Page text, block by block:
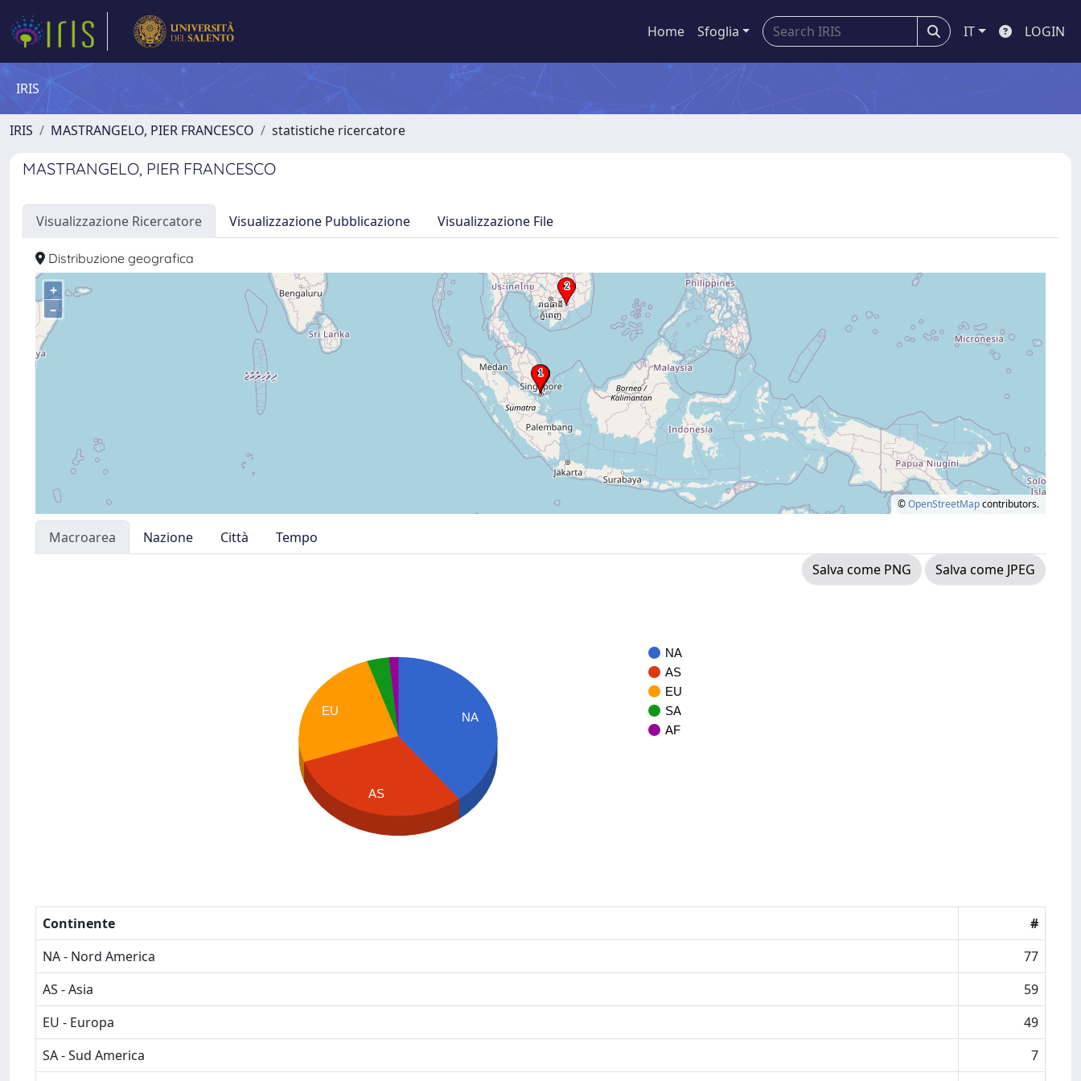
Home Sfoglia IT LOGIN
IRIS
IRIS MASTRANGELO, PIER FRANCESCO statistiche ricercatore
MASTRANGELO, PIER FRANCESCO
Visualizzazione Ricercatore Visualizzazione Pubblicazione Visualizzazione File
Distribuzione geografica
+
–
©OpenStreetMapcontributors.
Macroarea Nazione Città
Tempo
Salva come PNG
Salva come JPEG
NA
AS
EU
SA
AF
NA
EU
AS
Continente
#
NA - Nord America
77
AS - Asia
59
EU - Europa
49
SA - Sud America
7